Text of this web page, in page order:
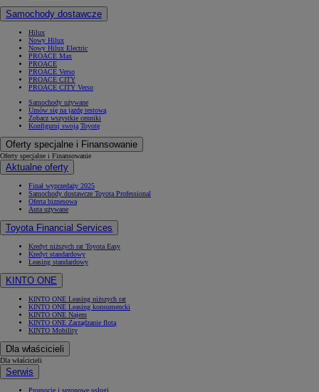
Samochody dostawcze
Hilux
Nowy Hilux
Nowy Hilux Electric
PROACE Max
PROACE
PROACE Verso
PROACE CITY
PROACE CITY Verso
Samochody używane
Umów się na jazdę testową
Zobacz wszystkie cenniki
Konfiguruj swoją Toyotę
Oferty specjalne i Finansowanie
Oferty specjalne i Finansowanie
Aktualne oferty
Finał wyprzedaży 2025
Samochody dostawcze Toyota Professional
Oferta biznesowa
Auta używane
Toyota Financial Services
Kredyt niższych rat Toyota Easy
Kredyt standardowy
Leasing standardowy
KINTO ONE
KINTO ONE Leasing niższych rat
KINTO ONE Leasing konsumencki
KINTO ONE Najem
KINTO ONE Zarządzanie flotą
KINTO Mobility
Dla właścicieli
Dla właścicieli
Serwis
Promocje i sezonowe usługi